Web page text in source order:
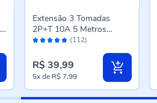
Avaliação: (112)
Extensão 3 Tomadas
2P+T 10A 5 Metros
Branco Fc
R$ 39,99
5xde R$ 7,99